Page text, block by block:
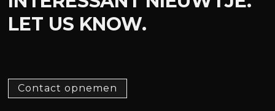
LET US KNOW.
Contact opnemen